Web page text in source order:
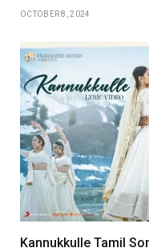
OCTOBER 8, 2024
Kannukkulle Tamil